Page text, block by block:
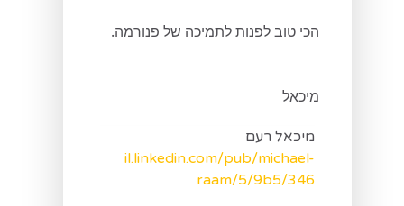
הכי טוב לפנות לתמיכה של פנורמה.
מיכאל
מיכאל רעם
il.linkedin.com/pub/michael-
raam/5/9b5/346